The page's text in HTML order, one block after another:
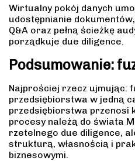
Wirtualny pokój danych
udostępnianie
Q&A oraz pełną ścieżkę
porządkuje due diligence.
Podsumowanie:
Najprościej rzecz ujmując:
przedsiębiorstwa w jedną
przedsiębiorstwa przenosi
procesy należą do świata
rzetelnego due diligence,
strukturą, własnością i
biznesowymi.